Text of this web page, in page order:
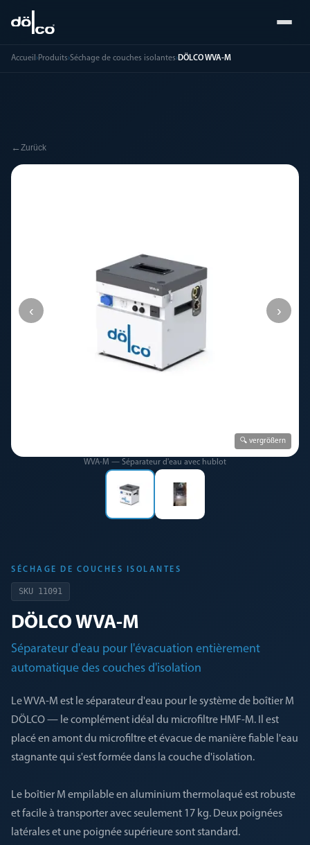
Accueil ›Produits›Séchage de couches isolantes›DÖLCO WVA-M
← Zurück
🔍 vergrößern
‹ ›
WVA-M — Séparateur d'eau avec hublot
SÉCHAGE DE COUCHES ISOLANTES
SKU 11091
DÖLCO WVA-M
Séparateur d'eau pour l'évacuation entièrement
automatique des couches d'isolation
Le WVA-M est le séparateur d'eau pour le système de boîtier M
DÖLCO — le complément idéal du microfiltre HMF-M. Il est
placé en amont du microfiltre et évacue de manière fiable l'eau
stagnante qui s'est formée dans la couche d'isolation.
Le boîtier M empilable en aluminium thermolaqué est robuste
et facile à transporter avec seulement 17 kg. Deux poignées
latérales et une poignée supérieure sont standard.